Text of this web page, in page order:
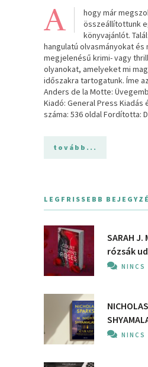
A
hogy már
összeállítottunk
könyvajánlót.
hangulatú olvasmányokat és
megjelenésű krimi- vagy
olyanokat, amelyeket mi
időszakra tartogatunk. Íme
Anders de la Motte:
Kiadó: General Press Kiadás
száma: 536 oldal Fordította:
tovább...
LEGFRISSEBB
SARAH J.
rózsák
NINCS
NINCS